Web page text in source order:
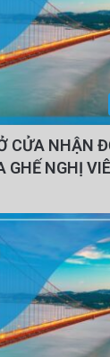
CỬA NHẬN
GHẾ NGHỊ